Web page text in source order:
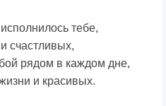
тебе,
счастливых,
рядом в каждом дне,
и красивых.